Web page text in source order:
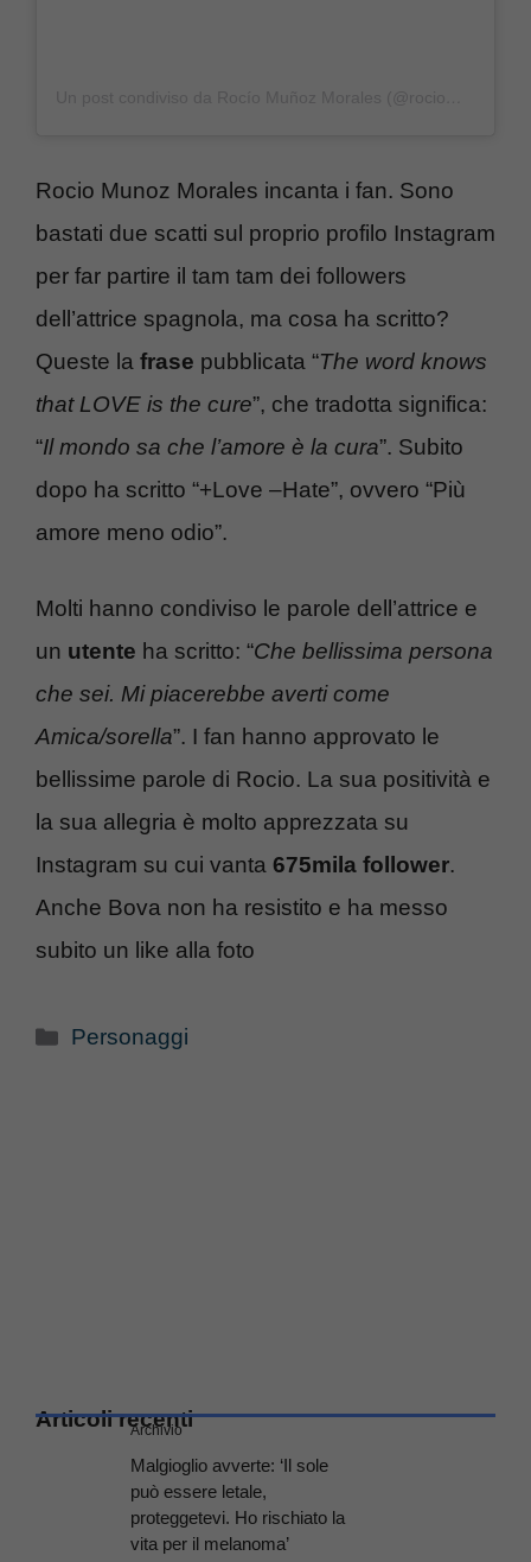
Rocio Munoz Morales incanta i fan. Sono
bastati due scatti sul proprio profilo Instagram
per far partire il tam tam dei followers
dell’attrice spagnola, ma cosa ha scritto?
Queste la frase pubblicata “The word knows
that LOVE is the cure”, che tradotta significa:
“Il mondo sa che l’amore è la cura”. Subito
dopo ha scritto “+Love –Hate”, ovvero “Più
amore meno odio”.
Molti hanno condiviso le parole dell’attrice e
un utente ha scritto: “Che bellissima persona
che sei. Mi piacerebbe averti come
Amica/sorella”. I fan hanno approvato le
bellissime parole di Rocio. La sua positività e
la sua allegria è molto apprezzata su
Instagram su cui vanta 675mila follower.
Anche Bova non ha resistito e ha messo
subito un like alla foto
Categorie
Personaggi
Articoli recenti
Archivio
Malgioglio avverte: ‘Il sole
può essere letale,
proteggetevi. Ho rischiato la
vita per il melanoma’